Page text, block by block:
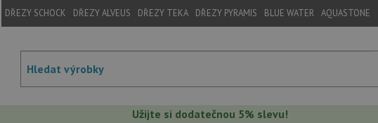
DŘEZY SCHOCK DŘEZY ALVEUS DŘEZY TEKA DŘEZY PYRAMIS BLUE WATER AQUASTONE
Užijte si dodatečnou 5% slevu!